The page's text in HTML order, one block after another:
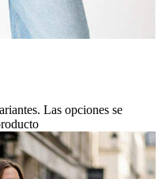
Las opciones se